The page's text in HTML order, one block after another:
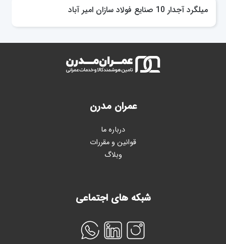
میلگرد آجدار 10 صنایع فولاد سازان امیر آباد
عمران مدرن
درباره ما
قوانین و مقررات
وبلاگ
شبکه های اجتماعی